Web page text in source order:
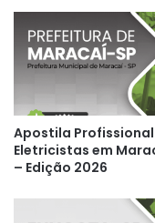
Apostila
Eletricistas em
– Edição 2026